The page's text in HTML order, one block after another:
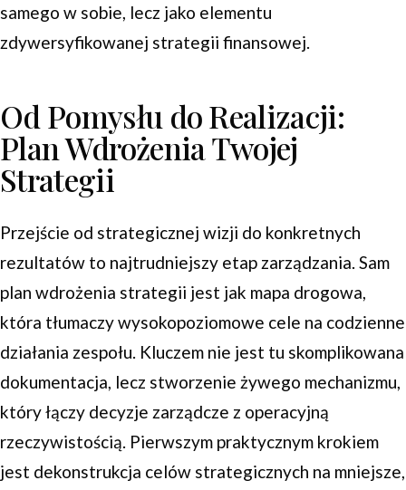
samego w sobie, lecz jako elementu
zdywersyfikowanej strategii finansowej.
Od Pomysłu do Realizacji:
Plan Wdrożenia Twojej
Strategii
Przejście od strategicznej wizji do konkretnych
rezultatów to najtrudniejszy etap zarządzania. Sam
plan wdrożenia strategii jest jak mapa drogowa,
która tłumaczy wysokopoziomowe cele na codzienne
działania zespołu. Kluczem nie jest tu skomplikowana
dokumentacja, lecz stworzenie żywego mechanizmu,
który łączy decyzje zarządcze z operacyjną
rzeczywistością. Pierwszym praktycznym krokiem
jest dekonstrukcja celów strategicznych na mniejsze,